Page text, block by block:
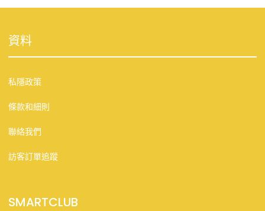
資料
私隱政策
條款和細則
聯絡我們
訪客訂單追蹤
SMARTCLUB